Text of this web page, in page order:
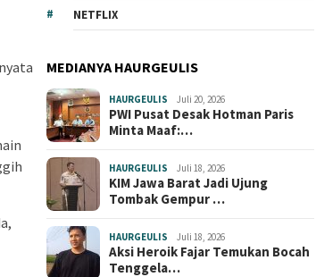
NETFLIX
MEDIANYA HAURGEULIS
HAURGEULIS Juli 20, 2026
PWI Pusat Desak Hotman Paris
Minta Maaf:…
HAURGEULIS Juli 18, 2026
KIM Jawa Barat Jadi Ujung
Tombak Gempur …
HAURGEULIS Juli 18, 2026
Aksi Heroik Fajar Temukan Bocah
Tenggela…